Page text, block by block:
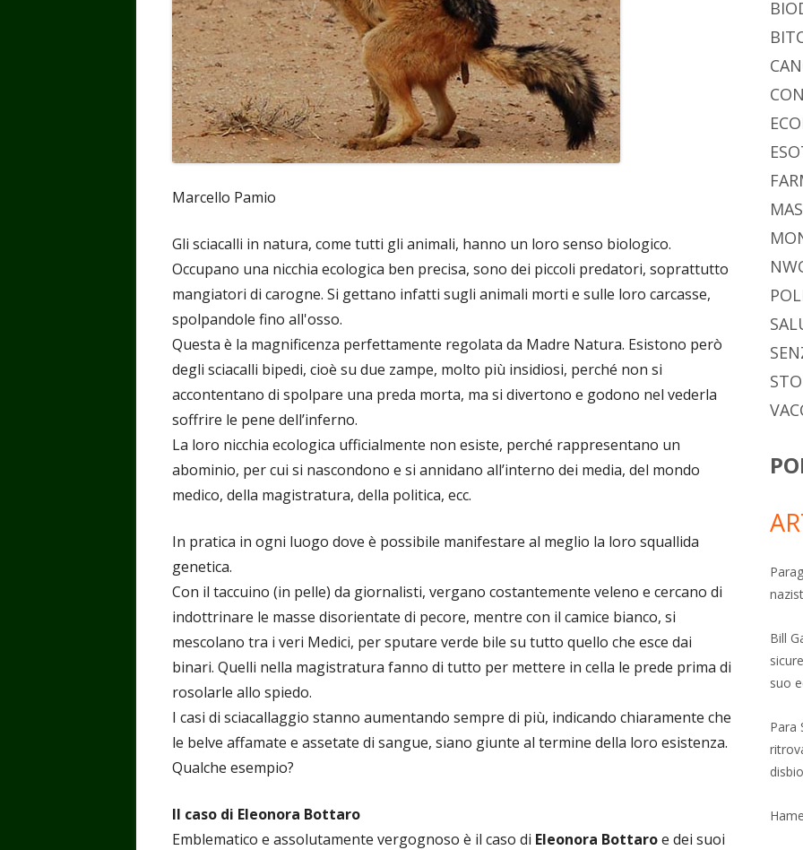
Marcello Pamio
Gli sciacalli in natura, come tutti gli animali, hanno un loro senso biologico.
Occupano una nicchia ecologica ben precisa, sono dei piccoli predatori, soprattutto
mangiatori di carogne. Si gettano infatti sugli animali morti e sulle loro carcasse,
spolpandole fino all'osso.
Questa è la magnificenza perfettamente regolata da Madre Natura. Esistono però
degli sciacalli bipedi, cioè su due zampe, molto più insidiosi, perché non si
accontentano di spolpare una preda morta, ma si divertono e godono nel vederla
soffrire le pene dell’inferno.
La loro nicchia ecologica ufficialmente non esiste, perché rappresentano un
abominio, per cui si nascondono e si annidano all’interno dei media, del mondo
medico, della magistratura, della politica, ecc.
In pratica in ogni luogo dove è possibile manifestare al meglio la loro squallida
genetica.
Con il taccuino (in pelle) da giornalisti, vergano costantemente veleno e cercano di
indottrinare le masse disorientate di pecore, mentre con il camice bianco, si
mescolano tra i veri Medici, per sputare verde bile su tutto quello che esce dai
binari. Quelli nella magistratura fanno di tutto per mettere in cella le prede prima di
rosolarle allo spiedo.
I casi di sciacallaggio stanno aumentando sempre di più, indicando chiaramente che
le belve affamate e assetate di sangue, siano giunte al termine della loro esistenza.
Qualche esempio?
Il caso di Eleonora Bottaro
Emblematico e assolutamente vergognoso è il caso di Eleonora Bottaroe dei suoi
Bill
suo
Para